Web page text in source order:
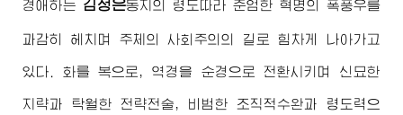
경애하는 김정은동지 의 령도따라 준엄한 혁명의 폭풍우를
과감히 헤치며 주체의 사회주의의 길로 힘차게 나아가고
있다. 화를 복으로, 역경을 순경으로 전환시키며 신묘한
지략과 탁월한 전략전술, 비범한 조직적수완과 령도력으